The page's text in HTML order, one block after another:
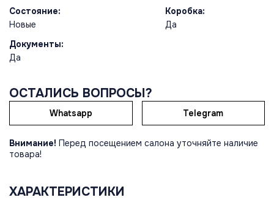
Состояние:
Новые
Коробка:
Да
Документы:
Да
ОСТАЛИСЬ ВОПРОСЫ?
Whatsapp Telegram
Внимание! Перед посещением салона уточняйте наличие
товара!
ХАРАКТЕРИСТИКИ